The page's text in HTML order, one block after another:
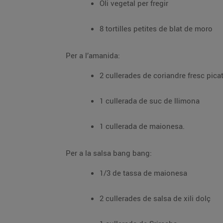
Oli vegetal per fregir
8 tortilles petites de blat de moro
Per a l’amanida:
2 cullerades de coriandre fresc
1 cullerada de suc de llimona
1 cullerada de maionesa.
Per a la salsa bang bang:
1/3 de tassa de maionesa
2 cullerades de salsa de xili dolç